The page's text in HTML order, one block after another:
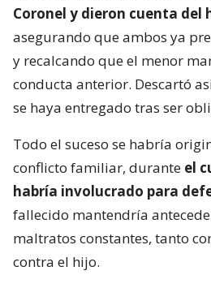
Coronel y dieron cuenta del
asegurando que ambos ya
y recalcando que el menor
conducta anterior. Descartó
se haya entregado tras ser
Todo el suceso se habría
conflicto familiar, durante el
habría involucrado para
fallecido mantendría
maltratos constantes, tanto
contra el hijo.